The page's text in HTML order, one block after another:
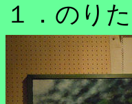
１．のり